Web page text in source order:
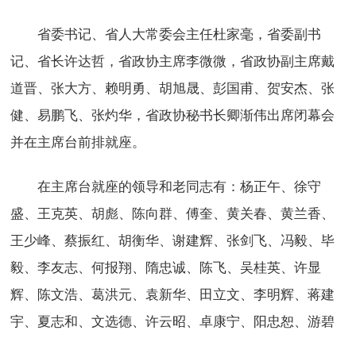
省委书记、省人大常委会主任杜家毫，省委副书
记、省长许达哲，省政协主席李微微，省政协副主席戴
道晋、张大方、赖明勇、胡旭晟、彭国甫、贺安杰、张
健、易鹏飞、张灼华，省政协秘书长卿渐伟出席闭幕会
并在主席台前排就座。
在主席台就座的领导和老同志有：杨正午、徐守
盛、王克英、胡彪、陈向群、傅奎、黄关春、黄兰香、
王少峰、蔡振红、胡衡华、谢建辉、张剑飞、冯毅、毕
毅、李友志、何报翔、隋忠诚、陈飞、吴桂英、许显
辉、陈文浩、葛洪元、袁新华、田立文、李明辉、蒋建
宇、夏志和、文选德、许云昭、卓康宁、阳忠恕、游碧